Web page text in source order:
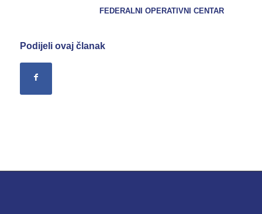
FEDERALNI OPERATIVNI CENTAR
Podijeli ovaj članak